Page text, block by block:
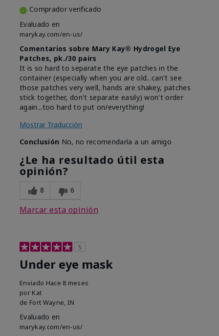
Comprador verificado
Evaluado en
marykay.com/en-us/
Comentarios sobre Mary Kay® Hydrogel Eye
Patches, pk./30 pairs
It is so hard to separate the eye patches in the
container (especially when you are old...can't see
those patches very well, hands are shakey, patches
stick together, don't separate easily) won't order
again...too hard to put on/everything!
Mostrar Traducción
Conclusión No, no recomendaría a un amigo
¿Le ha resultado útil esta
opinión?
8 6
Marcar esta opinión
5
Under eye mask
Enviado Hace 8 meses
por Kat
de Fort Wayne, IN
Evaluado en
marykay.com/en-us/